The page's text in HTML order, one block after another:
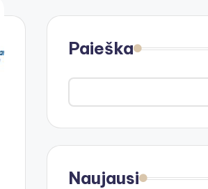
Paieška
Naujausi